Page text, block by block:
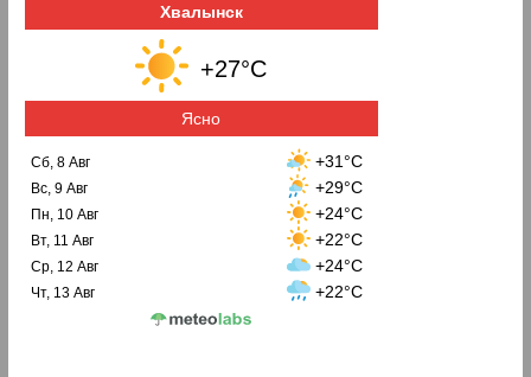
Хвалынск
+27°C
Ясно
Сб, 8 Авг +31°C
Вс, 9 Авг +29°C
Пн, 10 Авг +24°C
Вт, 11 Авг +22°C
Ср, 12 Авг +24°C
Чт, 13 Авг +22°C